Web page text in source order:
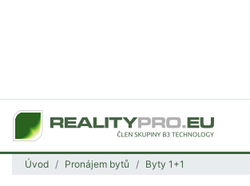
Úvod Pronájem bytů Byty 1+1